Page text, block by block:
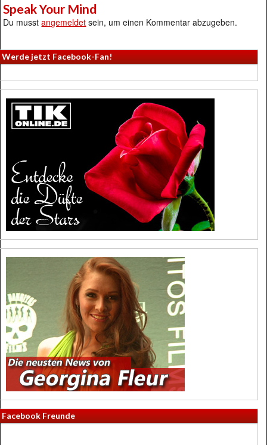
Speak Your Mind
Du musstangemeldet sein, um einen Kommentar abzugeben.
Werde jetzt Facebook-Fan!
Facebook Freunde